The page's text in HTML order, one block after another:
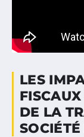
LES
DE LA